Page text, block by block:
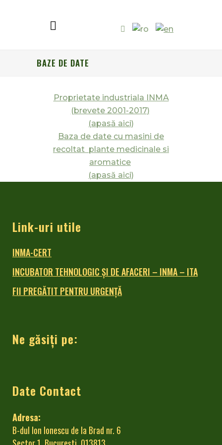
BAZE DE DATE
Proprietate industriala INMA
(brevete 2001-2017)
(apasă aici)
Baza de date cu masini de
recoltat plante medicinale si
aromatice
(apasă aici)
Link-uri utile
INMA-CERT
INCUBATOR TEHNOLOGIC ŞI DE AFACERI – INMA – ITA
FII PREGĂTIT PENTRU URGENȚĂ
Ne găsiți pe:
Date Contact
Adresa:
B-dul Ion Ionescu de la Brad nr. 6